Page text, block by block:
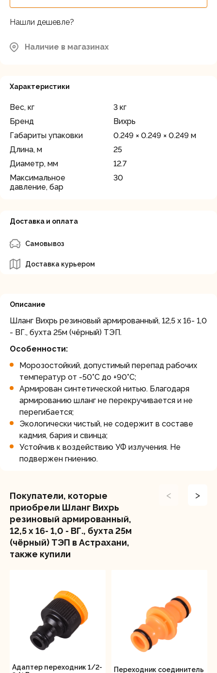
Нашли дешевле?
Наличие в магазинах
Характеристики
Вес, кг
3 кг
Бренд
Вихрь
Габариты упаковки
0.249 × 0.249 × 0.249 м
Длина, м
25
Диаметр, мм
12.7
Максимальное
давление, бар
30
Доставка и оплата
Самовывоз
Доставка курьером
Описание
Шланг Вихрь резиновый армированный, 12,5 х 16- 1,0
- ВГ., бухта 25м (чёрный) ТЭП.
Особенности:
Морозостойкий, допустимый перепад рабочих
температур от -50°C до +90°C;
Армирован синтетической нитью. Благодаря
армированию шланг не перекручивается и не
перегибается;
Экологически чистый, не содержит в составе
кадмия, бария и свинца;
Устойчив к воздействию УФ излучения. Не
подвержен гниению.
Покупатели, которые
приобрели Шланг Вихрь
резиновый армированный,
12,5 х 16- 1,0 - ВГ., бухта 25м
(чёрный) ТЭП в Астрахани,
также купили
< >
Адаптер переходник 1/2-
Переходник соединитель